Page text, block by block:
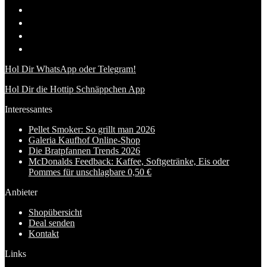
Hol Dir WhatsApp oder Telegram!
Hol Dir die Hottip Schnäppchen App
Interessantes
Pellet Smoker: So grillt man 2026
Galeria Kaufhof Online-Shop
Die Bratpfannen Trends 2026
McDonalds Feedback: Kaffee, Softgetränke, Eis oder
Pommes für unschlagbare 0,50 €
Anbieter
Shopübersicht
Deal senden
Kontakt
Links